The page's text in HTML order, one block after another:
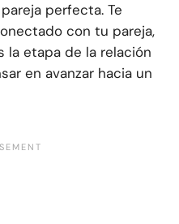
perfecta. Te
con tu pareja,
la etapa de la relación
en avanzar hacia un